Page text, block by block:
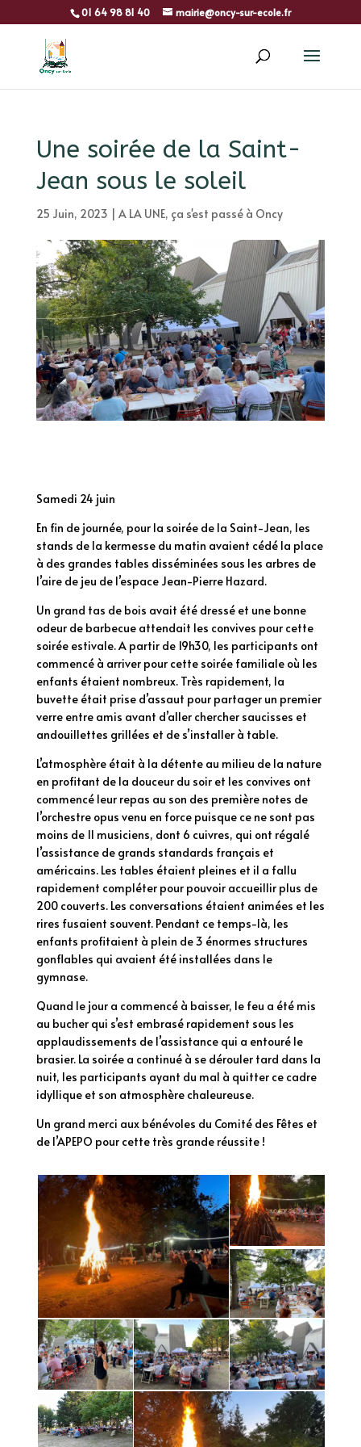
01 64 98 81 40 mairie@oncy-sur-ecole.fr
Une soirée de la Saint-
Jean sous le soleil
25 Juin, 2023 | A LA UNE, ça s'est passé à Oncy
Samedi 24 juin
En fin de journée, pour la soirée de la Saint-Jean, les
stands de la kermesse du matin avaient cédé la place
à des grandes tables disséminées sous les arbres de
l’aire de jeu de l’espace Jean-Pierre Hazard.
Un grand tas de bois avait été dressé et une bonne
odeur de barbecue attendait les convives pour cette
soirée estivale. A partir de 19h30, les participants ont
commencé à arriver pour cette soirée familiale où les
enfants étaient nombreux. Très rapidement, la
buvette était prise d’assaut pour partager un premier
verre entre amis avant d’aller chercher saucisses et
andouillettes grillées et de s’installer à table.
L’atmosphère était à la détente au milieu de la nature
en profitant de la douceur du soir et les convives ont
commencé leur repas au son des première notes de
l’orchestre opus venu en force puisque ce ne sont pas
moins de 11 musiciens, dont 6 cuivres, qui ont régalé
l’assistance de grands standards français et
américains. Les tables étaient pleines et il a fallu
rapidement compléter pour pouvoir accueillir plus de
200 couverts. Les conversations étaient animées et les
rires fusaient souvent. Pendant ce temps-là, les
enfants profitaient à plein de 3 énormes structures
gonflables qui avaient été installées dans le
gymnase.
Quand le jour a commencé à baisser, le feu a été mis
au bucher qui s’est embrasé rapidement sous les
applaudissements de l’assistance qui a entouré le
brasier. La soirée a continué à se dérouler tard dans la
nuit, les participants ayant du mal à quitter ce cadre
idyllique et son atmosphère chaleureuse.
Un grand merci aux bénévoles du Comité des Fêtes et
de l’APEPO pour cette très grande réussite !